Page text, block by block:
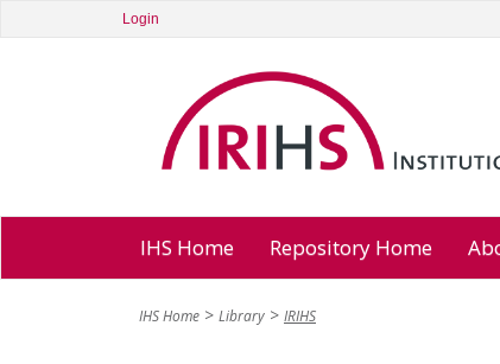
Login
IHS Home Repository Home
IHS Home Library IRIHS